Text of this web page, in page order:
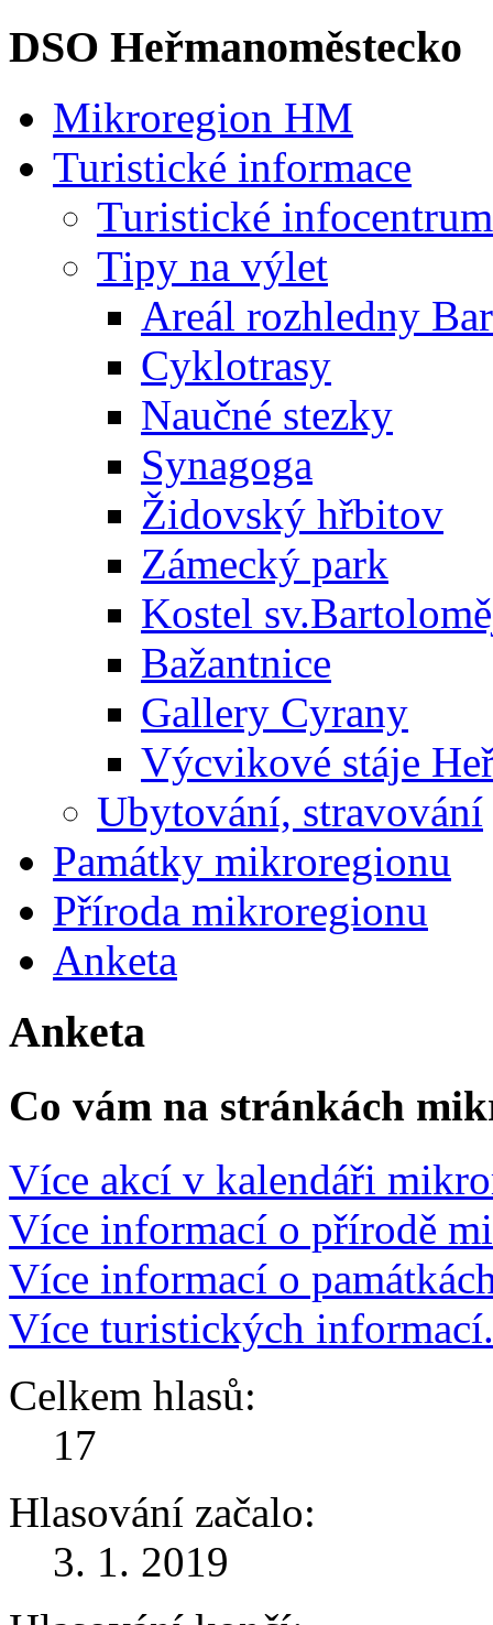
DSO Heřmanoměstecko
Mikroregion HM
Turistické informace
Turistické infocentrum
Tipy na výlet
Areál rozhledny
Cyklotrasy
Naučné stezky
Synagoga
Židovský hřbitov
Zámecký park
Kostel
Bažantnice
Gallery Cyrany
Výcvikové stáje
Ubytování, stravování
Památky mikroregionu
Příroda mikroregionu
Anketa
Anketa
Co vám na stránkách
Více akcí v kalendáři
Více informací o přírodě
Více informací o
Více turistických
Celkem hlasů:
17
Hlasování začalo:
3. 1. 2019